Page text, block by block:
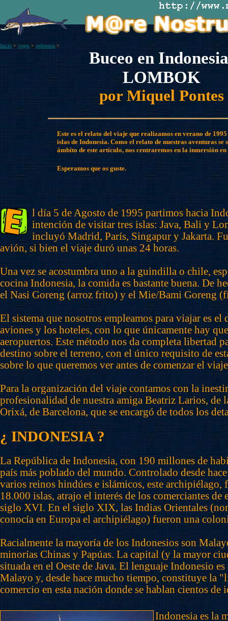
Inicio >viajes>indonesia >
Buceo en
LOMBOK
por Miquel Pontes
Este es el relato del viaje que realizamos en verano de
islas de Indonesia. Como el relato de nuestras aventuras se
ámbito de este artículo, nos centraremos en la inmersión
Esperamos que os guste.
l día 5 de Agosto de 1995 partimos hacia
intención de visitar tres islas: Java, Bali y
incluyó Madrid, París, Singapur y Jakarta.
avión, si bien el viaje duró unas 24 horas.
Una vez se acostumbra uno a la guindilla o chile,
cocina Indonesia, la comida es bastante buena. De
el Nasi Goreng (arroz frito) y el Mie/Bami Goreng
El sistema que nosotros empleamos para viajar es el
aviones y los hoteles, con lo que únicamente hay
aeropuertos. Este método nos da completa libertad
destino sobre el terreno, con el único requisito de
sobre lo que queremos ver antes de comenzar el
Para la organización del viaje contamos con la
profesionalidad de nuestra amiga Beatriz Larios, de
Orixá, de Barcelona, que se encargó de todos los
¿ INDONESIA ?
La República de Indonesia, con 190 millones de
país más poblado del mundo. Controlado desde
varios reinos hindúes e islámicos, este archipiélago,
18.000 islas, atrajo el interés de los comerciantes de
siglo XVI. En el siglo XIX, las Indias Orientales
conocía en Europa el archipiélago) fueron una
Racialmente la mayoría de los Indonesios son
minorías Chinas y Papúas. La capital (y la mayor
situada en el Oeste de Java. El lenguaje Indonesio
Malayo y, desde hace mucho tiempo, constituye la
comercio en esta nación donde se hablan cientos de
Indonesia es la